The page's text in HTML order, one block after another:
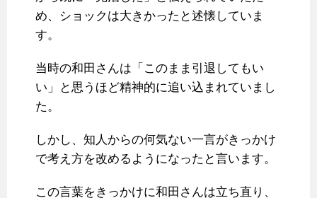
め、ショックは大きかったと述懐していま
す。
当時の和田さんは「このまま引退してもい
い」と思うほど精神的に追い込まれていまし
た。
しかし、知人からの何気ない一言がきっかけ
で考え方を改めるようになったと言います。
この言葉をきっかけに和田さんは立ち直り、